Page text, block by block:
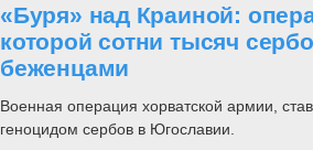
«Буря» над Краиной:
которой сотни тысяч
беженцами
Военная операция хорватской армии,
геноцидом сербов в Югославии.